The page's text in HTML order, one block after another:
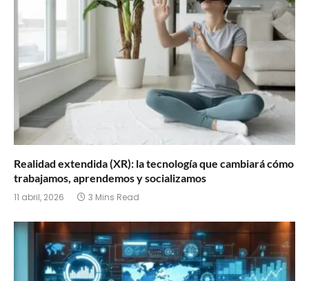
Realidad extendida (XR): la tecnología que cambiará cómo
trabajamos, aprendemos y socializamos
11 abril, 2026 3 Mins Read